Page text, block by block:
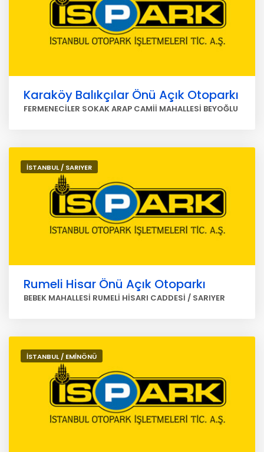
Karaköy Balıkçılar Önü Açık Otoparkı
FERMENECİLER SOKAK ARAP CAMİİ MAHALLESİ BEYOĞLU
İSTANBUL / SARIYER
Rumeli Hisar Önü Açık Otoparkı
BEBEK MAHALLESİ RUMELİ HİSARI CADDESİ / SARIYER
İSTANBUL / EMİNÖNÜ